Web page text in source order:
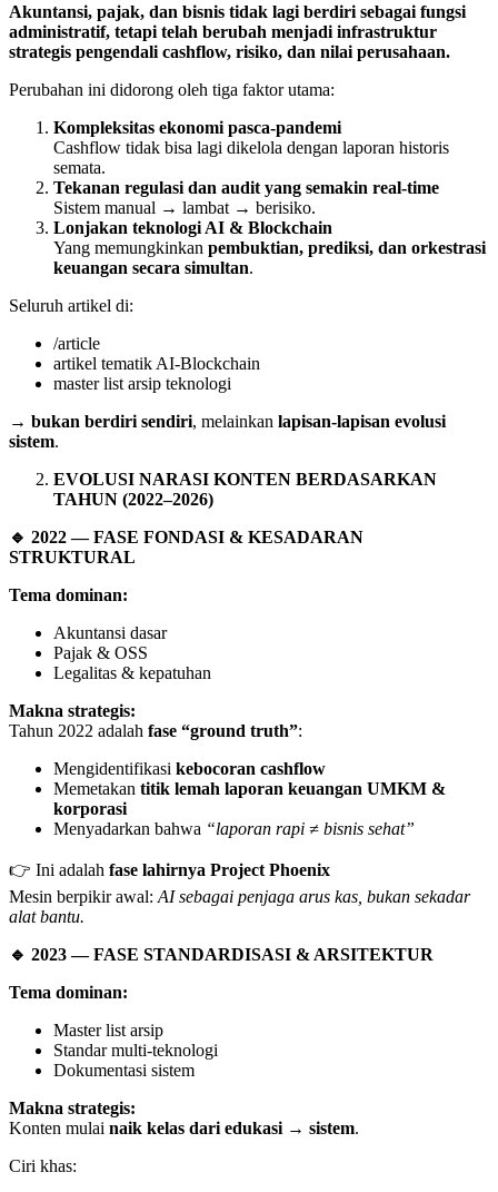
Akuntansi, pajak, dan bisnis tidak lagi berdiri sebagai fungsi
administratif, tetapi telah berubah menjadi infrastruktur
strategis pengendali cashflow, risiko, dan nilai perusahaan.
Perubahan ini didorong oleh tiga faktor utama:
Kompleksitas ekonomi pasca-pandemi
Cashflow tidak bisa lagi dikelola dengan laporan historis
semata.
Tekanan regulasi dan audit yang semakin real-time
Sistem manual → lambat → berisiko.
Lonjakan teknologi AI & Blockchain
Yang memungkinkan pembuktian, prediksi, dan orkestrasi
keuangan secara simultan.
Seluruh artikel di:
/article
artikel tematik AI-Blockchain
master list arsip teknologi
→ bukan berdiri sendiri, melainkan lapisan-lapisan evolusi
sistem.
EVOLUSI NARASI KONTEN BERDASARKAN
TAHUN (2022–2026)
🔹 2022 — FASE FONDASI & KESADARAN
STRUKTURAL
Tema dominan:
Akuntansi dasar
Pajak & OSS
Legalitas & kepatuhan
Makna strategis:
Tahun 2022 adalah fase “ground truth”:
Mengidentifikasi kebocoran cashflow
Memetakan titik lemah laporan keuangan UMKM &
korporasi
Menyadarkan bahwa “laporan rapi ≠ bisnis sehat”
👉 Ini adalah fase lahirnya Project Phoenix
Mesin berpikir awal: AI sebagai penjaga arus kas, bukan sekadar
alat bantu.
🔹 2023 — FASE STANDARDISASI & ARSITEKTUR
Tema dominan:
Master list arsip
Standar multi-teknologi
Dokumentasi sistem
Makna strategis:
Konten mulai naik kelas dari edukasi → sistem.
Ciri khas: